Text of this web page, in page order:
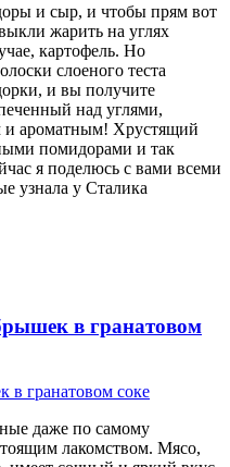
и сыр, и чтобы прям вот
жарить на углях
картофель. Но
слоеного теста
и вы получите
над углями,
и ароматным! Хрустящий
помидорами и так
я поделюсь с вами всеми
узнала у Сталика
в гранатовом
даже по самому
лакомством. Мясо,